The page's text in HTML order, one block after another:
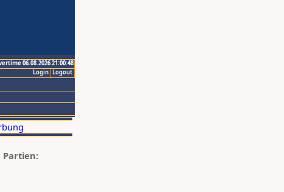
06.08.2026 21:00:48
Logout
Login
Partien: